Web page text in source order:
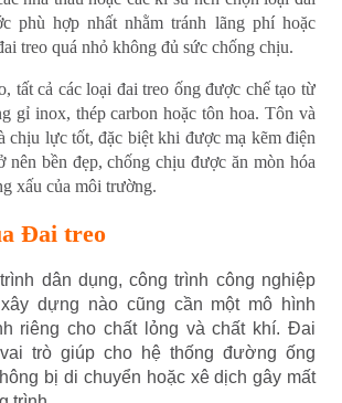
phù hợp nhất nhằm tránh lãng phí hoặc
treo quá nhỏ không đủ sức chống chịu.
tất cả các loại đai treo ống được chế tạo từ
gỉ inox, thép carbon hoặc tôn hoa. Tôn và
chịu lực tốt, đặc biệt khi được mạ kẽm điện
nên bền đẹp, chống chịu được ăn mòn hóa
xấu của môi trường.
Đai treo
dân dụng, công trình công nghiệp
dựng nào cũng cần một mô hình
riêng cho chất lỏng và chất khí. Đai
trò giúp cho hệ thống đường ống
bị di chuyển hoặc xê dịch gây mất